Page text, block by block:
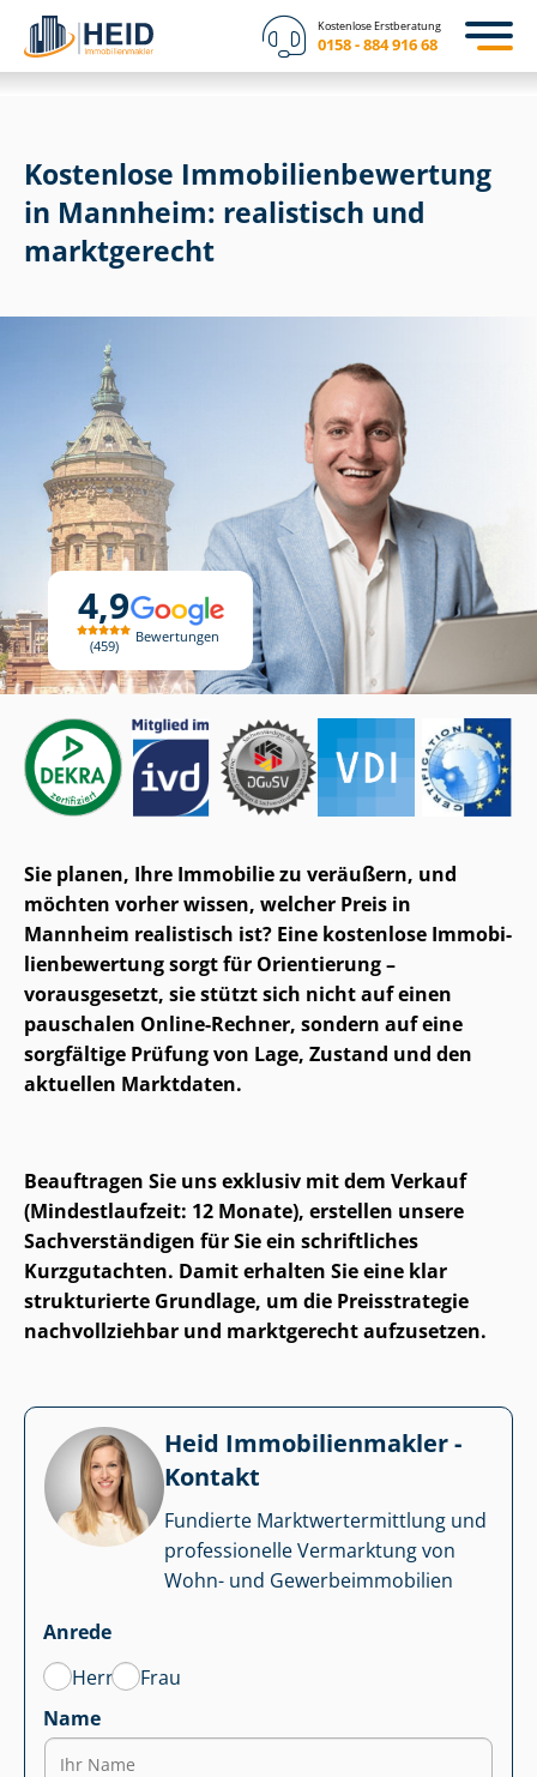
Kostenlose Erstberatung
0158 - 884 916 68
4,9
459
Bewertungen
Kostenlose Im­mo­bi­li­en­be­wer­tung
in Mannheim: realistisch und
marktgerecht
Sie planen, Ihre Immobilie zu veräußern, und
möchten vorher wissen, welcher Preis in
Mannheim realistisch ist? Eine kostenlose Im­mo­bi­
li­en­be­wer­tung sorgt für Orientierung –
vorausgesetzt, sie stützt sich nicht auf einen
pauschalen Online-Rechner, sondern auf eine
sorgfältige Prüfung von Lage, Zustand und den
aktuellen Marktdaten.
Beauftragen Sie uns exklusiv mit dem Verkauf
(Mindestlaufzeit: 12 Monate), erstellen unsere
Sach­ver­stän­di­gen für Sie ein schriftliches
Kurzgutachten. Damit erhalten Sie eine klar
strukturierte Grundlage, um die Preisstrategie
nachvollziehbar und marktgerecht aufzusetzen.
Heid Im­mo­bi­li­en­mak­ler -
Kontakt
Fundierte Markt­wert­ermitt­lung und
professionelle Vermarktung von
Wohn- und Ge­wer­be­im­mo­bi­li­en
Anrede
Herr
Frau
Name